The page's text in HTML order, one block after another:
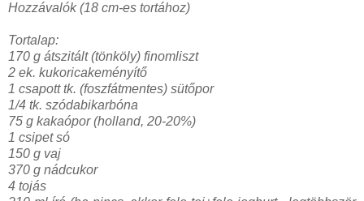
Hozzávalók (18 cm-es tortához)
Tortalap:
170 g átszitált (tönköly) finomliszt
2 ek. kukoricakeményítő
1 csapott tk. (foszfátmentes) sütőpor
1/4 tk. szódabikarbóna
75 g kakaópor (holland, 20-20%)
1 csipet só
150 g vaj
370 g nádcukor
4 tojás